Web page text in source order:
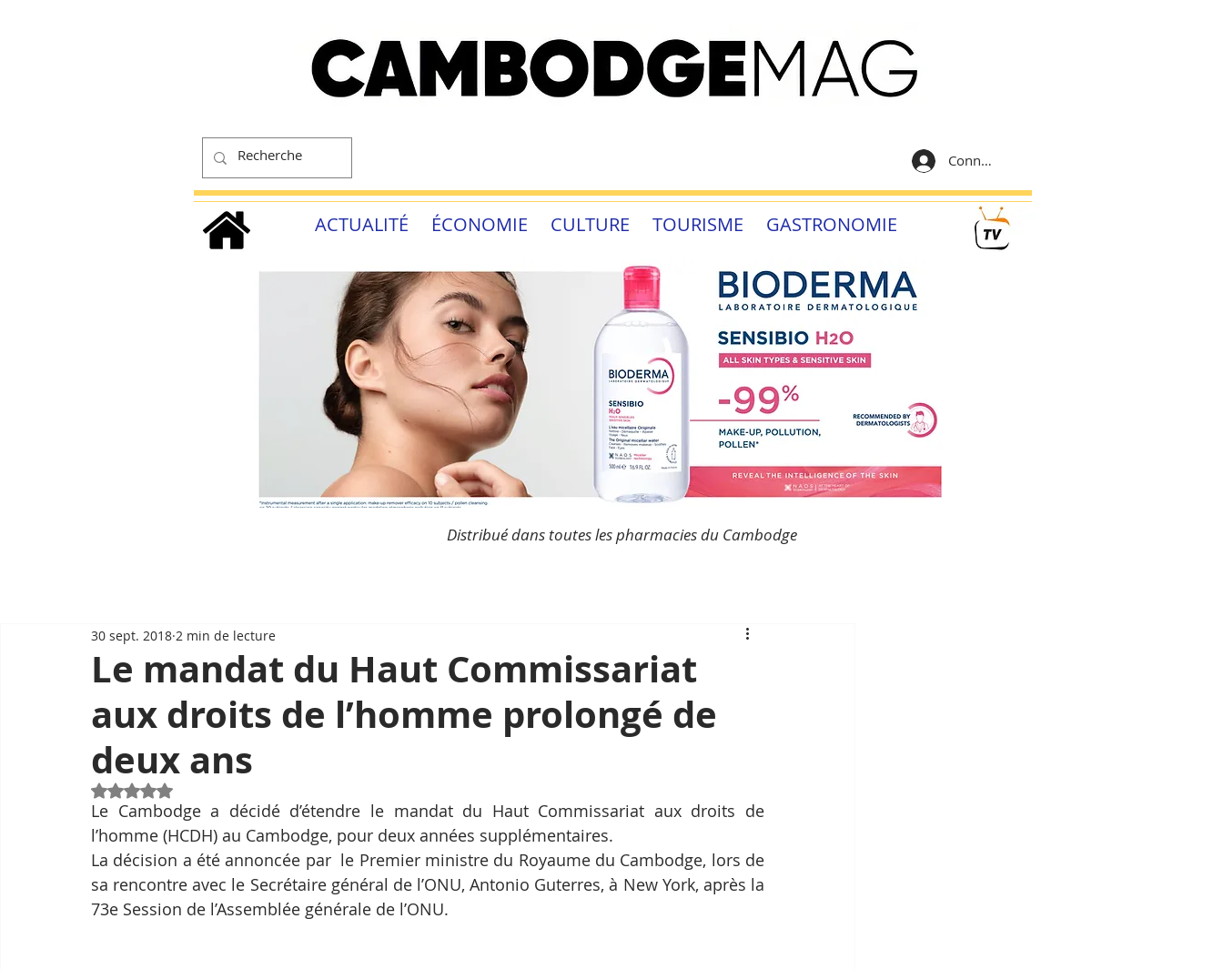
Connexion
ACTUALITÉ ÉCONOMIE CULTURE TOURISME GASTRONOMIE
Distribué dans toutes les pharmacies du Cambodge
Le mandat du Haut Commissariat
aux droits de l’homme prolongé de
deux ans
30 sept. 2018 2 min de lecture
Noté NaN étoiles sur 5.
Le Cambodge a décidé d’étendre le mandat du Haut Commissariat aux droits de
l’homme (HCDH) au Cambodge, pour deux années supplémentaires.
La décision a été annoncée par  le Premier ministre du Royaume du Cambodge, lors de
sa rencontre avec le Secrétaire général de l’ONU, Antonio Guterres, à New York, après la
73e Session de l’Assemblée générale de l’ONU.